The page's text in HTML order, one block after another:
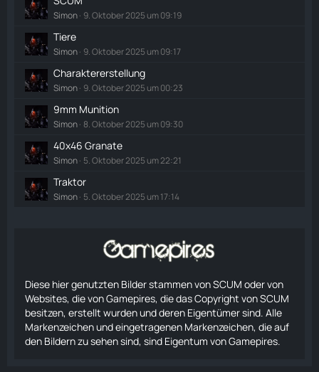
Simon 9. Oktober 2025 um 09:19
Tiere
Simon 9. Oktober 2025 um 09:17
Charaktererstellung
Simon 9. Oktober 2025 um 00:23
9mm Munition
Simon 8. Oktober 2025 um 09:30
40x46 Granate
Simon 5. Oktober 2025 um 22:21
Traktor
Simon 5. Oktober 2025 um 17:14
Diese hier genutzten Bilder stammen von SCUM oder von
Websites, die von Gamepires, die das Copyright von SCUM
besitzen, erstellt wurden und deren Eigentümer sind. Alle
Markenzeichen und eingetragenen Markenzeichen, die auf
den Bildern zu sehen sind, sind Eigentum von Gamepires.